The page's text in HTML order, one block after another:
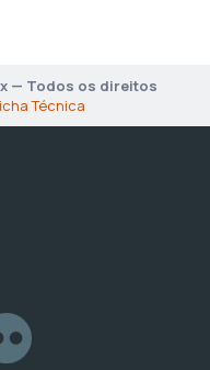
— Todos os direitos
Técnica